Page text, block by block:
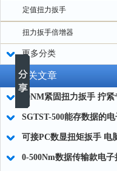
定值扭力扳手
扭力扳手倍增器
更多分类
相关文章